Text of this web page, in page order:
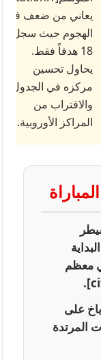
يعاني من ضعف في
الهجوم حيث سجل
18 هدفاً فقط.
يحاول تحسين
مركزه في الجدول
والاقتراب من
المراكز الأوروبية.
معظم
على
المرتدة